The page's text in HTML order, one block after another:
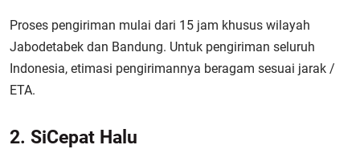
Proses pengiriman mulai dari 15 jam khusus wilayah
Jabodetabek dan Bandung. Untuk pengiriman seluruh
Indonesia, etimasi pengirimannya beragam sesuai jarak /
ETA.
2. SiCepat Halu